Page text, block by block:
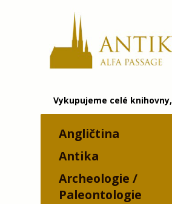
Vykupujeme celé
Angličtina
Antika
Archeologie /
Paleontologie